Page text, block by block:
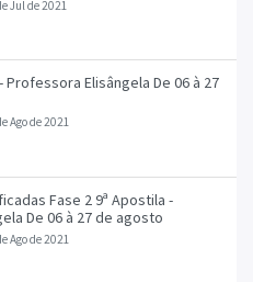
Jul de 2021
Ago de 2021
Apostila -
Professora Elisângela De 06 à 27 de agosto
Ago de 2021